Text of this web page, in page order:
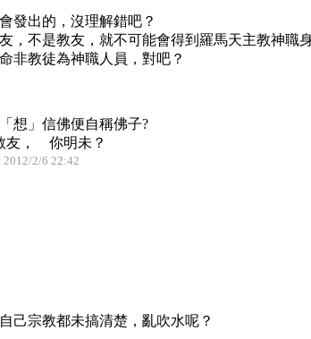
發出的，沒理解錯吧？
，不是教友，就不可能會得到羅馬天主教神職
非教徒為神職人員，對吧？
想」信佛便自稱佛子?
友， 你明未？
2012/2/6 22:42
己宗教都未搞清楚，亂吹水呢？